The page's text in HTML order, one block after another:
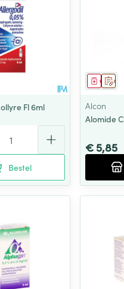
Fl 6ml
Bestel
Op
Alcon
Alomide
€ 5,85